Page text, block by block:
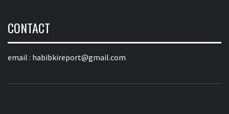
CONTACT
email : habibkireport@gmail.com